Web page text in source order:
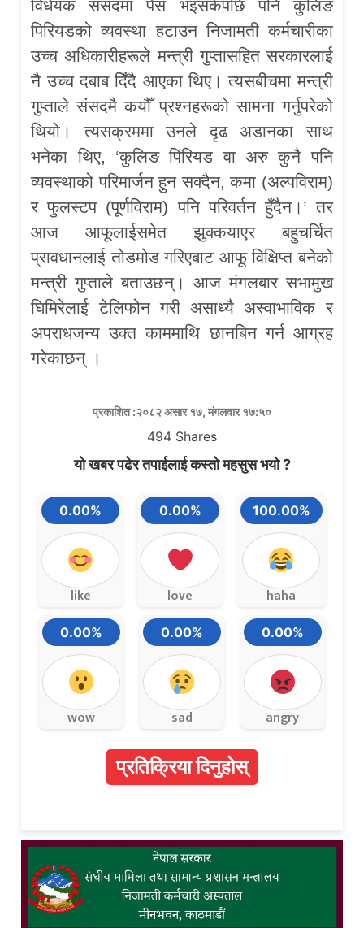
विधेयक संसदमा पेस भइसकेपछि पनि कुलिङ
पिरियडको व्यवस्था हटाउन निजामती कर्मचारीका
उच्च अधिकारीहरूले मन्त्री गुप्तासहित सरकारलाई
नै उच्च दबाब दिँदै आएका थिए। त्यसबीचमा मन्त्री
गुप्ताले संसदमै कयौँ प्रश्नहरूको सामना गर्नुपरेको
थियो। त्यसक्रममा उनले दृढ अडानका साथ
भनेका थिए, ‘कुलिङ पिरियड वा अरु कुनै पनि
व्यवस्थाको परिमार्जन हुन सक्दैन, कमा (अल्पविराम)
र फुलस्टप (पूर्णविराम) पनि परिवर्तन हुँदैन।’ तर
आज आफूलाईसमेत झुक्कयाएर बहुचर्चित
प्रावधानलाई तोडमोड गरिएबाट आफू विक्षिप्त बनेको
मन्त्री गुप्ताले बताउछन्। आज मंगलबार सभामुख
घिमिरेलाई टेलिफोन गरी असाध्यै अस्वाभाविक र
अपराधजन्य उक्त काममाथि छानबिन गर्न आग्रह
गरेकाछन् ।
प्रकाशित :२०८२ असार १७, मंगलवार १७:५०
494 Shares
यो खबर पढेर तपाईलाई कस्तो महसुस भयो ?
0.00%
like
0.00%
love
100.00%
haha
0.00%
wow
0.00%
sad
0.00%
angry
प्रतिक्रिया दिनुहोस्